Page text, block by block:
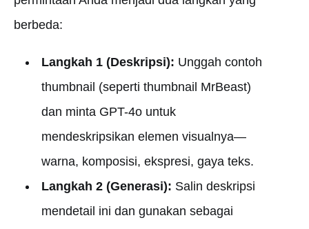
berbeda:
Langkah 1 (Deskripsi): Unggah contoh
thumbnail (seperti thumbnail MrBeast)
dan minta GPT-4o untuk
mendeskripsikan elemen visualnya—
warna, komposisi, ekspresi, gaya teks.
Langkah 2 (Generasi): Salin deskripsi
mendetail ini dan gunakan sebagai